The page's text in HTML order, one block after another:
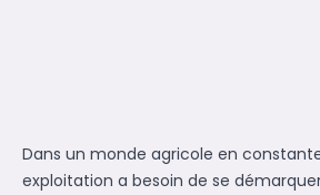
Dans un monde agricole en
exploitation a besoin de se